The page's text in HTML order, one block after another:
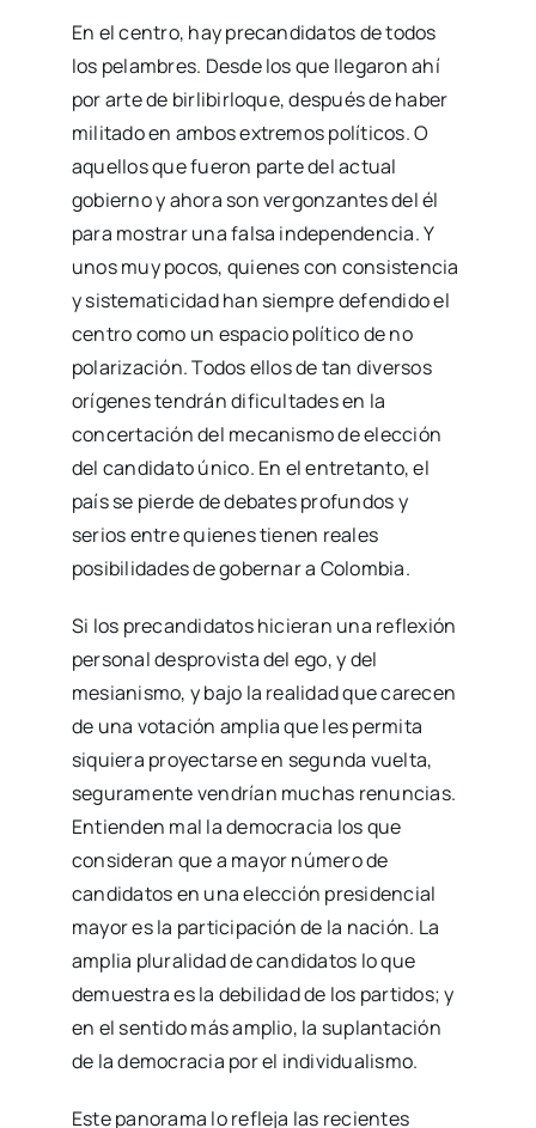
En el centro, hay precandidatos de todos
los pelambres. Desde los que llegaron ahí
por arte de birlibirloque, después de haber
militado en ambos extremos políticos. O
aquellos que fueron parte del actual
gobierno y ahora son vergonzantes del él
para mostrar una falsa independencia. Y
unos muy pocos, quienes con consistencia
y sistematicidad han siempre defendido el
centro como un espacio político de no
polarización. Todos ellos de tan diversos
orígenes tendrán dificultades en la
concertación del mecanismo de elección
del candidato único. En el entretanto, el
país se pierde de debates profundos y
serios entre quienes tienen reales
posibilidades de gobernar a Colombia.
Si los precandidatos hicieran una reflexión
personal desprovista del ego, y del
mesianismo, y bajo la realidad que carecen
de una votación amplia que les permita
siquiera proyectarse en segunda vuelta,
seguramente vendrían muchas renuncias.
Entienden mal la democracia los que
consideran que a mayor número de
candidatos en una elección presidencial
mayor es la participación de la nación. La
amplia pluralidad de candidatos lo que
demuestra es la debilidad de los partidos; y
en el sentido más amplio, la suplantación
de la democracia por el individualismo.
Este panorama lo refleja las recientes